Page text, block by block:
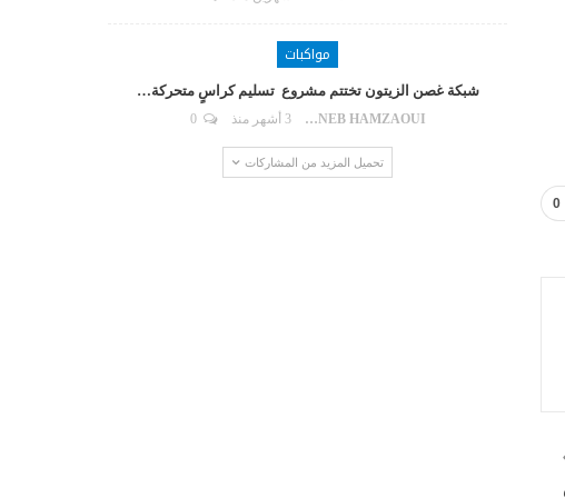
0
مواكبات
شبكة غصن الزيتون تختتم مشروع تسليم كراسٍ متحركة…
ZAYNEB HAMZAOUI 3 أشهر منذ 0
تحميل المزيد من المشاركات